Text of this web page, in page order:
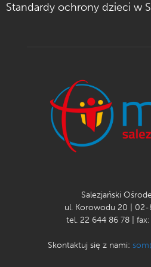
Standardy ochrony dzieci w
Salezjański
ul. Korowodu 20 | 02-
tel. 22 644 86 78 |
Skontaktuj się z nami: